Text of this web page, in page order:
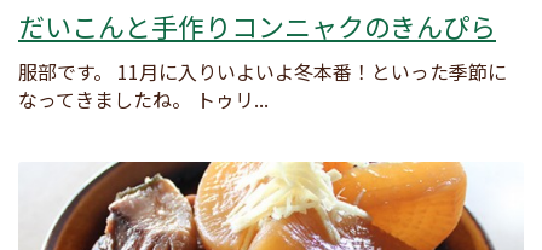
だいこんと手作りコンニャクのきんぴら
服部です。 11月に入りいよいよ冬本番！といった季節に
なってきましたね。 トゥリ...